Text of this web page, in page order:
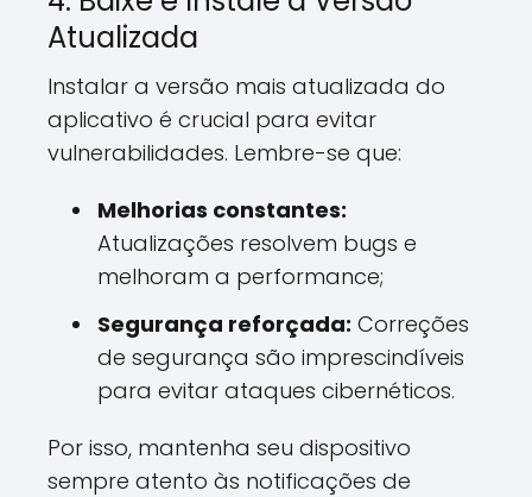
Atualizada
Instalar a versão mais atualizada do
aplicativo é crucial para evitar
vulnerabilidades. Lembre-se que:
Melhorias constantes:
Atualizações resolvem bugs e
melhoram a performance;
Segurança reforçada: Correções
de segurança são imprescindíveis
para evitar ataques cibernéticos.
Por isso, mantenha seu dispositivo
sempre atento às notificações de